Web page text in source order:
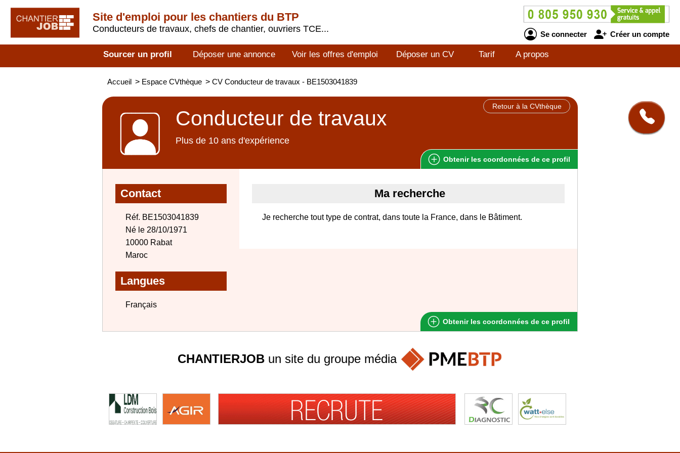
Site d'emploi pour les chantiers du BTP
Conducteurs de travaux, chefs de chantier, ouvriers TCE...
Se connecter Créer un compte
Sourcer un profil Déposer une annonce Voir les offres d'emploi Déposer un CV Tarif A propos
Accueil > Espace CVthèque > CV Conducteur de travaux - BE1503041839
Retour à la CVthèque
Conducteur de travaux
Plus de 10 ans d'expérience
Obtenir les coordonnées de ce profil
Contact
Réf. BE1503041839
Né le 28/10/1971
10000 Rabat
Maroc
Langues
Français
Ma recherche
Je recherche tout type de contrat, dans toute la France, dans le Bâtiment.
Obtenir les coordonnées de ce profil
CHANTIERJOBun site du groupe média